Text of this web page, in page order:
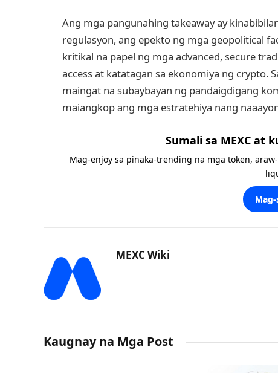
Ang mga pangunahing takeaway ay
regulasyon, ang epekto ng mga geopolitical
kritikal na papel ng mga advanced, secure
access at katatagan sa ekonomiya ng crypto.
maingat na subaybayan ng pandaigdigang
maiangkop ang mga estratehiya nang
Sumali sa MEXC at
Mag-enjoy sa pinaka-trending na mga token,
MEXC Wiki
Kaugnay na Mga Post